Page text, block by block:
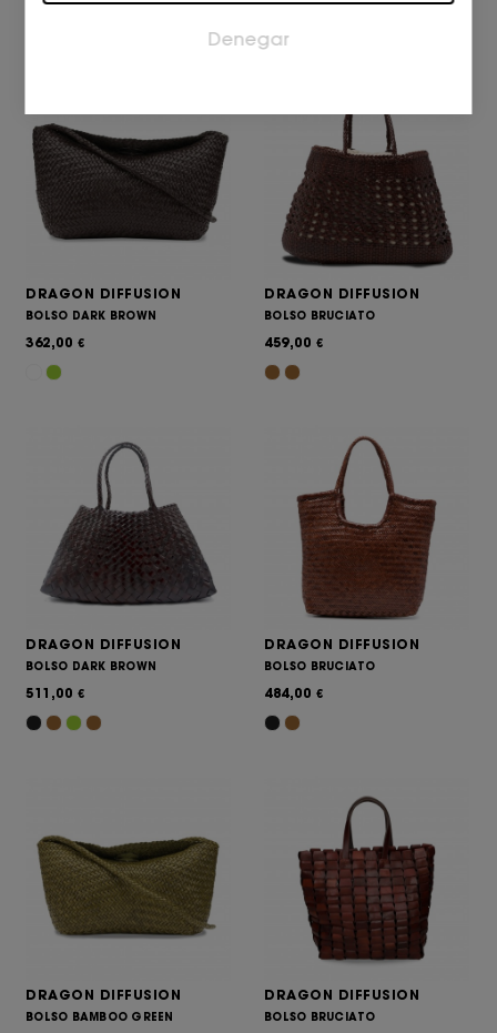
DRAGON DIFFUSION
BOLSO DARK BROWN
362,00 €
DRAGON DIFFUSION
BOLSO BRUCIATO
459,00 €
DRAGON DIFFUSION
BOLSO DARK BROWN
511,00 €
DRAGON DIFFUSION
BOLSO BRUCIATO
484,00 €
DRAGON DIFFUSION
BOLSO BAMBOO GREEN
DRAGON DIFFUSION
BOLSO BRUCIATO
mostrar anuncios relevantes y atractivos para el
usuario individual, y por lo tanto, más valiosos para
los editores y los anunciantes externos.
Denegar